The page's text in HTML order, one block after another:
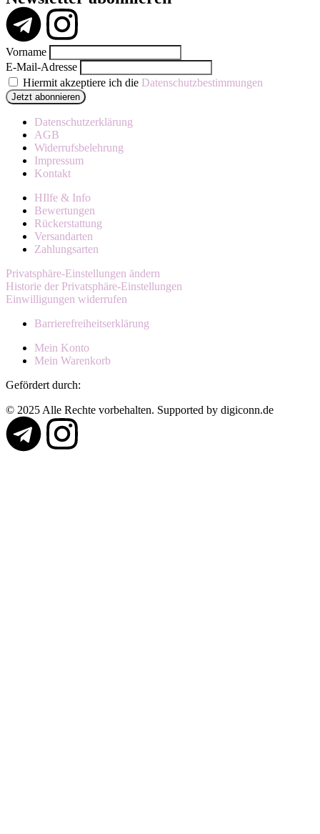
Vorname
E-Mail-Adresse
Hiermit akzeptiere ich die Datenschutzbestimmungen
Datenschutzerklärung
AGB
Widerrufsbelehrung
Impressum
Kontakt
HIlfe & Info
Bewertungen
Rückerstattung
Versandarten
Zahlungsarten
Privatsphäre-Einstellungen ändern
Historie der Privatsphäre-Einstellungen
Einwilligungen widerrufen
Barrierefreiheitserklärung
Mein Konto
Mein Warenkorb
Gefördert durch:
© 2025 Alle Rechte vorbehalten. Supported by digiconn.de